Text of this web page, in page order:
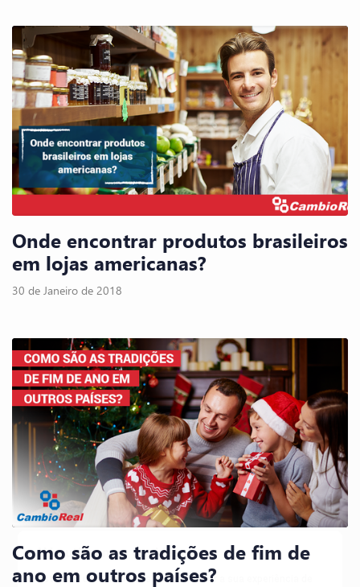
Onde encontrar produtos brasileiros
em lojas americanas?
30 de Janeiro de 2018
Como são as tradições de fim de
ano em outros países?
Nós utilizamos cookies
Este site utiliza cookies para melhorar a sua experiência de